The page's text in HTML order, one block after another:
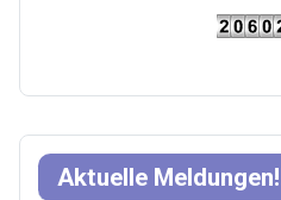
Aktuelle Meldungen!